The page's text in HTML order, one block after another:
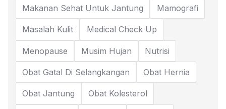
Makanan Sehat Untuk Jantung Mamografi
Masalah Kulit Medical Check Up
Menopause Musim Hujan Nutrisi
Obat Gatal Di Selangkangan Obat Hernia
Obat Jantung Obat Kolesterol